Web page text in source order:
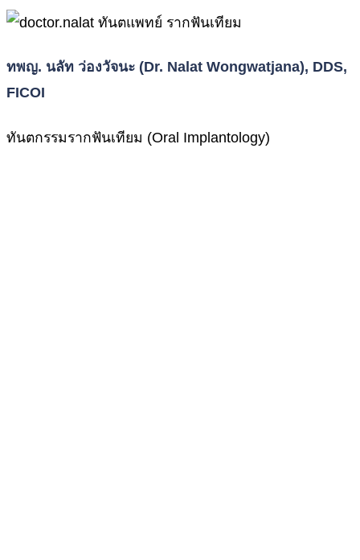
ทพญ. นลัท ว่องวัจนะ (Dr. Nalat Wongwatjana), DDS,
FICOI
ทันตกรรมรากฟันเทียม (Oral Implantology)